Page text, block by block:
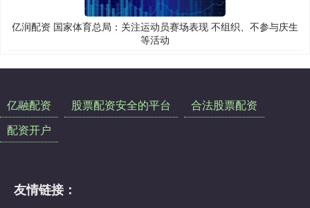
亿润配资 国家体育总局：关注运动员赛场表现 不组织、不参与庆生
等活动
亿融配资 股票配资安全的平台
合法股票配资
配资开户
友情链接：